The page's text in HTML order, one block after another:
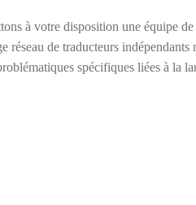
à votre disposition une équipe
réseau de traducteurs
spécifiques liées à la